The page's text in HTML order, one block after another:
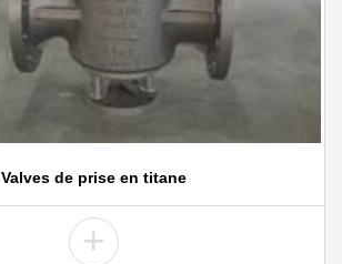
Valves de prise en titane
+